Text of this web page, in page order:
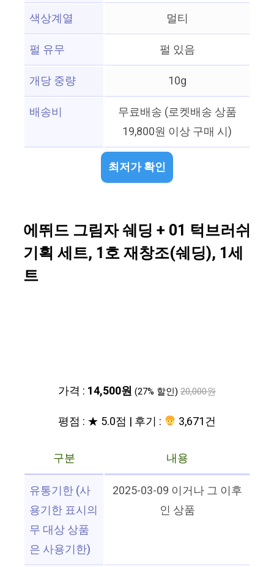
색상계열
멀티
펄 유무
펄 있음
개당 중량
10g
배송비
무료배송 (로켓배송 상품
19,800원 이상 구매 시)
최저가 확인
에뛰드 그림자 쉐딩 + 01 턱브러쉬
기획 세트, 1호 재창조(쉐딩), 1세
트
가격 : 14,500원 (27% 할인) 20,000원
평점 : ★ 5.0점 | 후기 : 3,671건
구분
내용
유통기한 (사
용기한 표시의
무 대상 상품
은 사용기한)
2025-03-09 이거나 그 이후
인 상품